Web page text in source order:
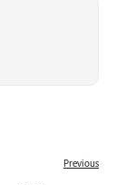
Previous